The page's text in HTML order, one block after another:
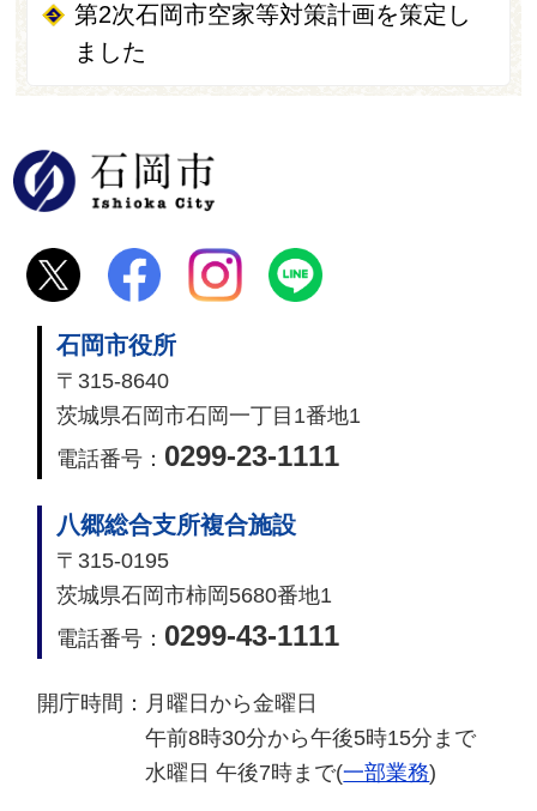
第2次石岡市空家等対策計画を策定し
ました
石岡市役所
〒315-8640
茨城県石岡市石岡一丁目1番地1
電話番号： 0299-23-1111
八郷総合支所複合施設
〒315-0195
茨城県石岡市柿岡5680番地1
電話番号： 0299-43-1111
開庁時間： 月曜日から金曜日
午前8時30分から午後5時15分まで
水曜日 午後7時まで(一部業務)